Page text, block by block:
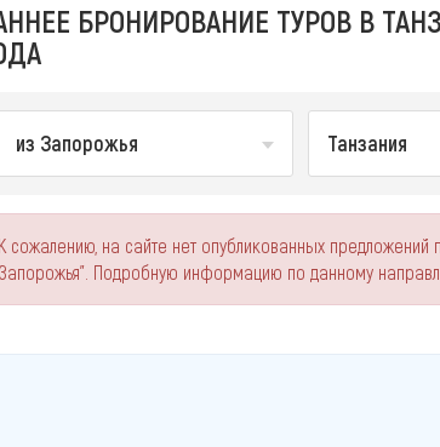
БРОНИРОВАНИЕ ТУРОВ В
из Запорожья Танзания
К сожалению, на сайте нет опубликованных
Запорожья". Подробную информацию по данному